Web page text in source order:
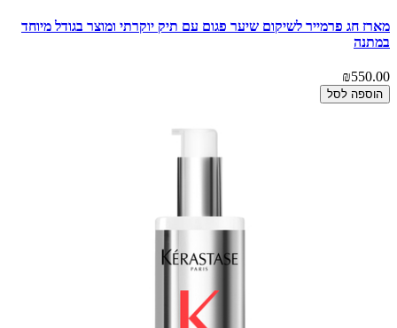
מארז חג פרמייר לשיקום שיער פגום עם תיק יוקרתי ומוצר בגודל מיוחד
במתנה
₪550.00
הוספה לסל